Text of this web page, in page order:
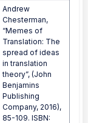
Andrew
Chesterman,
“Memes of
Translation: The
spread of ideas
in translation
theory”, (John
Benjamins
Publishing
Company, 2016),
85-109. ISBN: